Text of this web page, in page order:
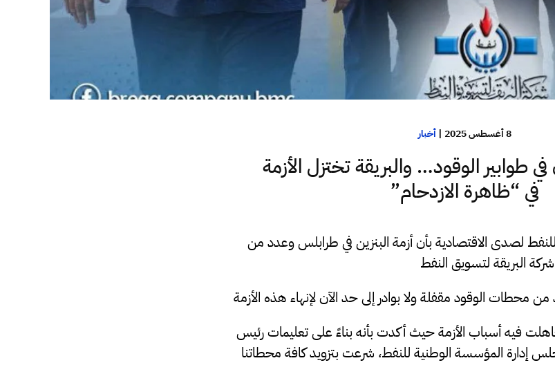
8 أغسطس 2025 |أخبار
طوابير الوقود… والبريقة تختزل الأزمة
في “ظاهرة الازدحام”
لصدى الاقتصادية بأن أزمة البنزين في طرابلس وعدد من
البريقة لتسويق النفط
فيه أسباب الأزمة حيث أكدت بأنه بناءً على تعليمات رئيس
إدارة المؤسسة الوطنية للنفط، شرعت بتزويد كافة محطاتنا